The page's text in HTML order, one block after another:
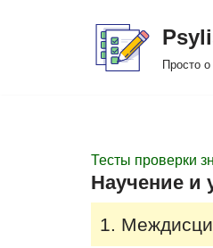
Просто
Тесты проверки
Научение и
1.